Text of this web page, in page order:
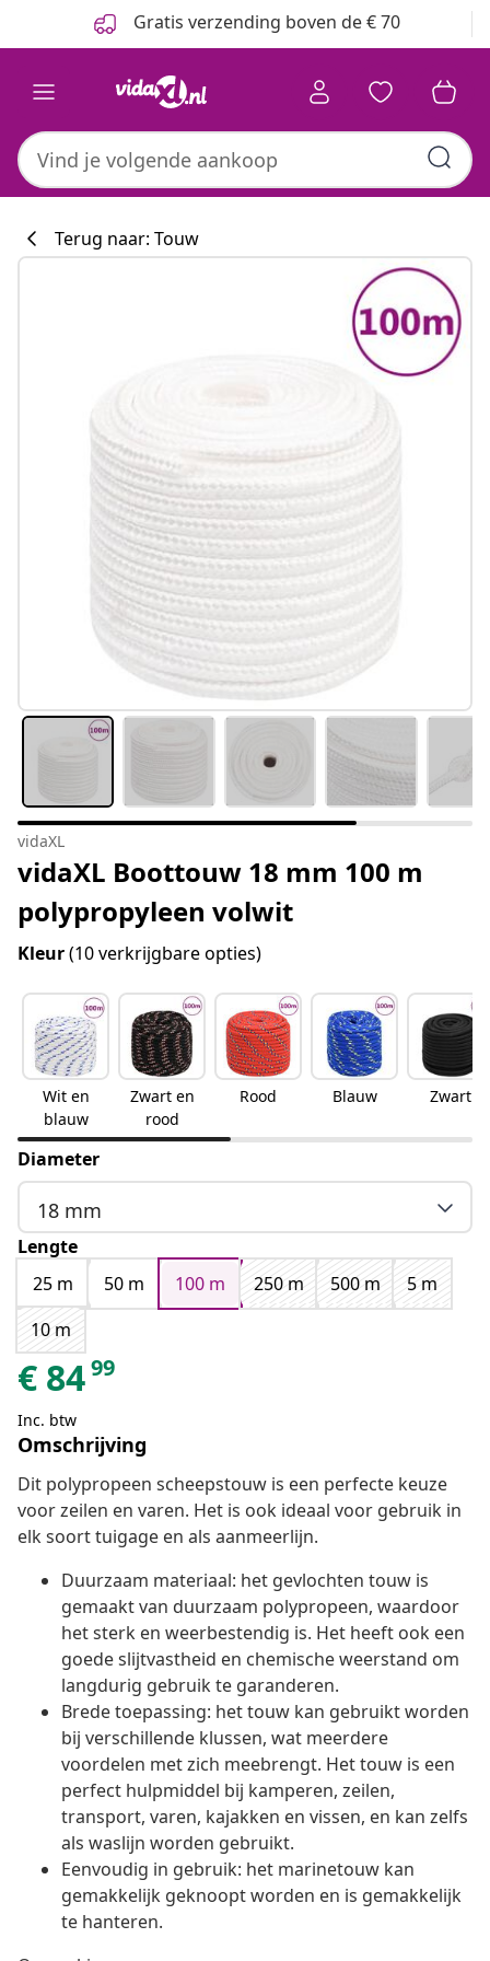
Gratis verzending boven de € 70
Terug naar: Touw
vidaXL
vidaXL Boottouw 18 mm 100 m
polypropyleen volwit
Kleur(10 verkrijgbare opties)
Wit en
blauw
Zwart en
rood
Rood Blauw Zwart
Diameter
18 mm
Lengte
25 m
50 m 100 m 250 m 500 m
5 m
10 m
€ 8499
Inc. btw
Omschrijving
Dit polypropeen scheepstouw is een perfecte keuze
voor zeilen en varen. Het is ook ideaal voor gebruik in
elk soort tuigage en als aanmeerlijn.
Duurzaam materiaal: het gevlochten touw is
gemaakt van duurzaam polypropeen, waardoor
het sterk en weerbestendig is. Het heeft ook een
goede slijtvastheid en chemische weerstand om
langdurig gebruik te garanderen.
Brede toepassing: het touw kan gebruikt worden
bij verschillende klussen, wat meerdere
voordelen met zich meebrengt. Het touw is een
perfect hulpmiddel bij kamperen, zeilen,
transport, varen, kajakken en vissen, en kan zelfs
als waslijn worden gebruikt.
Eenvoudig in gebruik: het marinetouw kan
gemakkelijk geknoopt worden en is gemakkelijk
te hanteren.